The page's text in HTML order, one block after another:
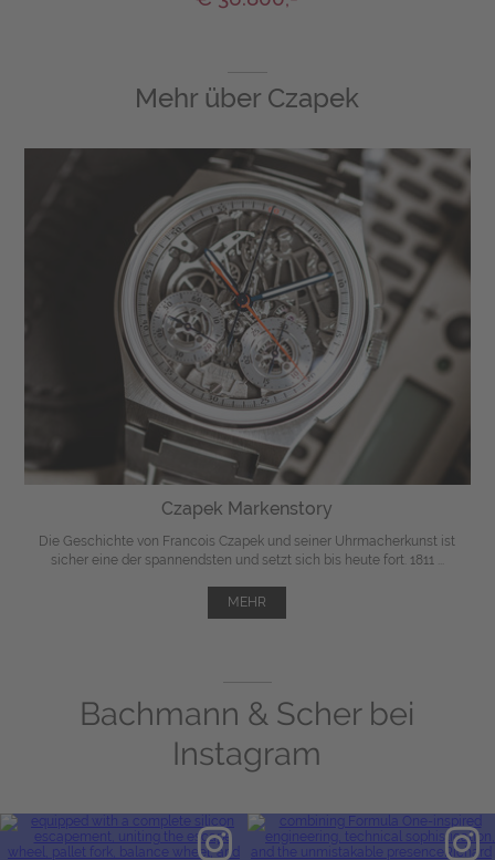
Mehr über Czapek
Czapek Markenstory
Die Geschichte von Francois Czapek und seiner Uhrmacherkunst ist
sicher eine der spannendsten und setzt sich bis heute fort. 1811 ...
MEHR
Bachmann & Scher bei
Instagram